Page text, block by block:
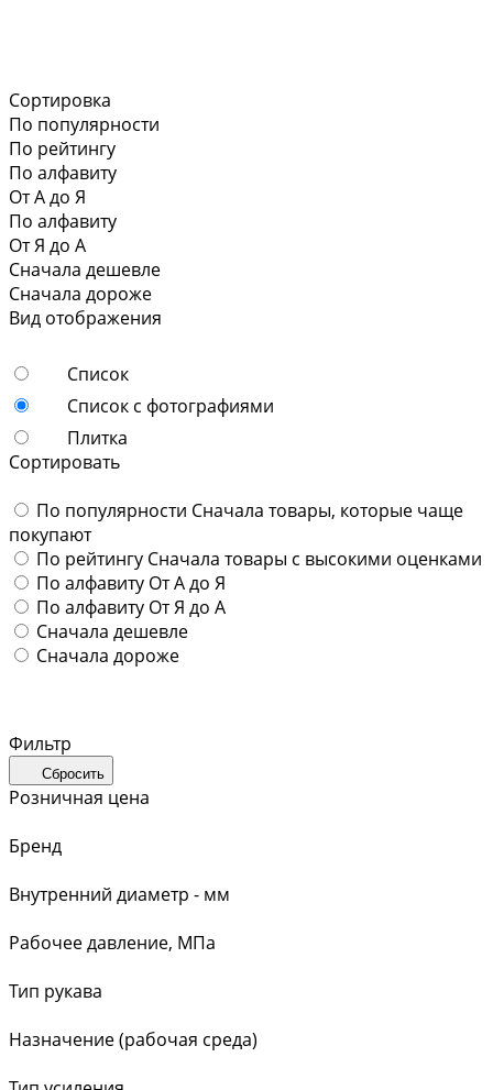
Сортировка
По популярности
По рейтингу
По алфавиту
От А до Я
По алфавиту
От Я до А
Сначала дешевле
Сначала дороже
Вид отображения
Список
Список с фотографиями
Плитка
Сортировать
По популярности Сначала товары, которые чаще
покупают
По рейтингу Сначала товары с высокими оценками
По алфавиту От А до Я
По алфавиту От Я до А
Сначала дешевле
Сначала дороже
Фильтр
Сбросить
Розничная цена
Бренд
Внутренний диаметр - мм
Рабочее давление, МПа
Тип рукава
Назначение (рабочая среда)